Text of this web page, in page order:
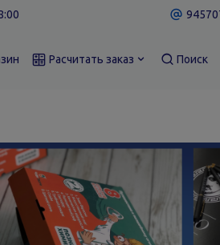
Расчитать заказ Поиск